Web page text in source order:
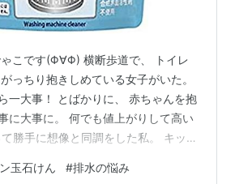
こです(Φ∀Φ) 横断歩道で、 トイレ
っちり抱きしめている女子がいた。
一大事！ とばかりに、 赤ちゃんを抱
に大事に。 何でも値上がりして高い
勝手に想像と同調をした私。 キッチ
中(Φ∀Φ) そろそろ洗濯洗剤が切れる
玉石けん #排水の悩み